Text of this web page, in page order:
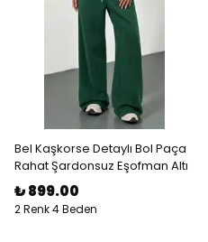
Bel Kaşkorse Detaylı Bol Paça
Rahat Şardonsuz Eşofman Altı
₺ 899.00
2 Renk 4 Beden